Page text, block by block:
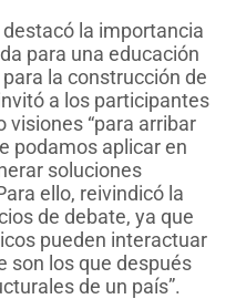
la importancia
para una educación
la construcción de
a los participantes
“para arribar
podamos aplicar en
soluciones
ello, reivindicó la
de debate, ya que
pueden interactuar
son los que después
de un país”.